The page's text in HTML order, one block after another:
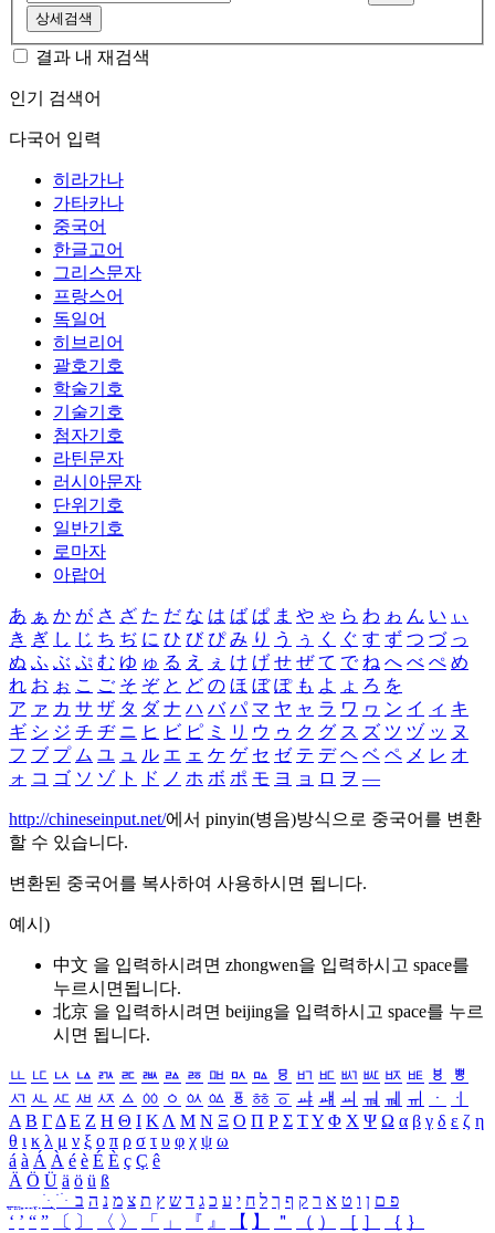
상세검색
결과 내 재검색
인기 검색어
다국어 입력
히라가나
가타카나
중국어
한글고어
그리스문자
프랑스어
독일어
히브리어
괄호기호
학술기호
기술기호
첨자기호
라틴문자
러시아문자
단위기호
일반기호
로마자
아랍어
あ ぁ か が さ ざ た だ な は ば ぱ ま や ゃ ら わ ゎ ん い ぃ
き ぎ し じ ち ぢ に ひ び ぴ み り う ぅ く ぐ す ず つ づ っ
ぬ ふ ぶ ぷ む ゆ ゅ る え ぇ け げ せ ぜ て で ね へ べ ぺ め
れ お ぉ こ ご そ ぞ と ど の ほ ぼ ぽ も よ ょ ろ を
ア ァ カ サ ザ タ ダ ナ ハ バ パ マ ヤ ャ ラ ワ ヮ ン イ ィ キ
ギ シ ジ チ ヂ ニ ヒ ビ ピ ミ リ ウ ゥ ク グ ス ズ ツ ヅ ッ ヌ
フ ブ プ ム ユ ュ ル エ ェ ケ ゲ セ ゼ テ デ ヘ ベ ペ メ レ オ
ォ コ ゴ ソ ゾ ト ド ノ ホ ボ ポ モ ヨ ョ ロ ヲ ―
http://chineseinput.net/에서 pinyin(병음)방식으로 중국어를 변환
할 수 있습니다.
변환된 중국어를 복사하여 사용하시면 됩니다.
예시)
中文 을 입력하시려면 zhongwen을 입력하시고 space를
누르시면됩니다.
北京 을 입력하시려면 beijing을 입력하시고 space를 누르
시면 됩니다.
ㅥ ㅦ ㅧ ㅨ ㅩ ㅪ ㅫ ㅬ ㅭ ㅮ ㅯ ㅰ ㅱ ㅲ ㅳ ㅴ ㅵ ㅶ ㅷ ㅸ
ㅹ
ㅺ ㅻ ㅼ ㅽ ㅾ ㅿ ㆀ ㆁ ㆂ ㆃ ㆄ ㆅ ㆆ ㆇ ㆈ ㆉ ㆊ ㆋ ㆌ ㆍ
ㆎ
Α Β ΓΔ Ε Ζ Η Θ Ι ΚΛ Μ Ν Ξ Ο Π Ρ Σ ΤΥ Φ Χ Ψ Ω α β γ δ ε ζ η
θ ι κ λ μ ν ξ ο π ρ σ τ υ φ χ ψ ω
á à Á À é è É È ç Ç ê
Ä Ö Ü ä ö ü ß
ִֶֹ ֻּ ׁׂ פ ם ן ו ט א ר ק ף ך ל ח י ע כ ג ד ש ץ ת צ מ נ ה ב
‘ ’ “ ” 〔 〕 〈 〉 「 」 『 』 【 】 ＂ （ ） ［ ］ ｛ ｝